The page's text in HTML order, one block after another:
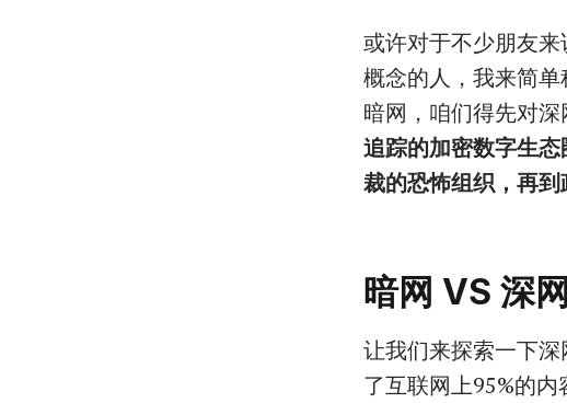
或许对于不少朋友
概念的人，我来简
暗网，咱们得先对深
追踪的加密数字生
裁的恐怖组织，再
暗网 VS 深网
让我们来探索一下
了互联网上95%的